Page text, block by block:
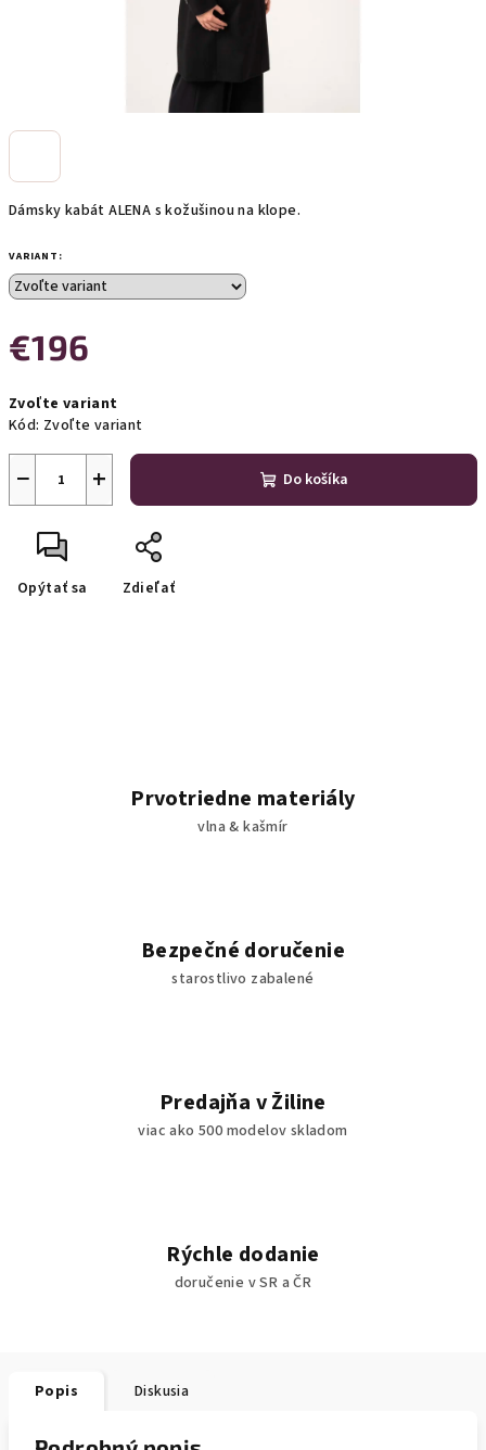
Dámsky kabát ALENA s kožušinou na klope.
VARIANT:
€196
cena:
Zvoľte variant
Kód: Zvoľte variant
+
− Do košíka
Opýtať sa Zdieľať
Prvotriedne materiály
vlna & kašmír
Bezpečné doručenie
starostlivo zabalené
Predajňa v Žiline
viac ako 500 modelov skladom
Rýchle dodanie
doručenie v SR a ČR
Popis Diskusia